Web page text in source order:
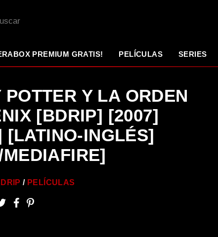
PREMIUM GRATIS! PELÍCULAS SERIES
POTTER Y LA ORDEN
[BDRIP] [2007]
[LATINO-INGLÉS]
PELÍCULAS